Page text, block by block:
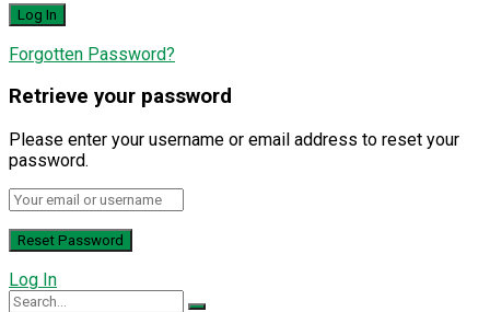
Forgotten Password?
Retrieve your password
Please enter your username or email address to reset your
password.
Log In